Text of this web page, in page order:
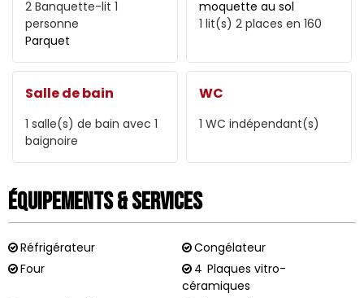
2 Banquette-lit 1
personne
Parquet
moquette au sol
1 lit(s) 2 places en 160
Salle de bain
1 salle(s) de bain avec 1
baignoire
WC
1 WC indépendant(s)
Équipements & Services
Réfrigérateur
Congélateur
Four
4 Plaques vitro-
céramiques